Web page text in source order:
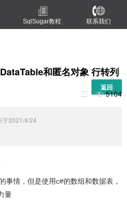
SqlSugar教程 联系我们
和匿名对象 行转列
返回
 5104
于2021/4/24
事情，但是使用c#的数组和数据表，
量